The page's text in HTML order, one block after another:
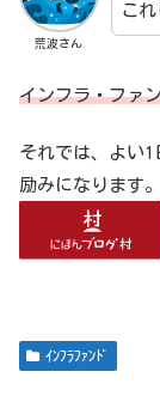
荒波さん
こ
インフラ・ファ
それでは、よい1
励みになります
ｲﾝﾌﾗﾌｧﾝﾄﾞ